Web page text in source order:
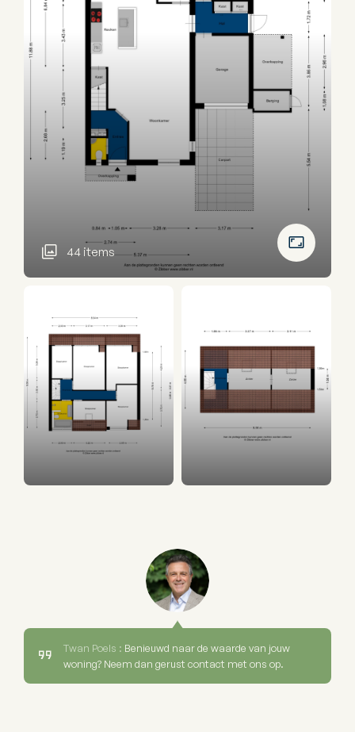
44 items
Twan Poels : Benieuwd naar de waarde van jouw
woning? Neem dan gerust contact met ons op.